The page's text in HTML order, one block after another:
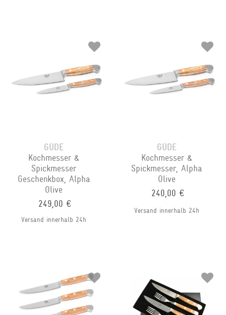
GÜDE
Kochmesser &
Spickmesser
Geschenkbox, Alpha
Olive
249,00 €
Versand innerhalb 24h
GÜDE
Kochmesser &
Spickmesser, Alpha
Olive
240,00 €
Versand innerhalb 24h